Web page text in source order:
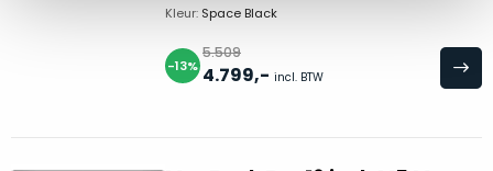
Kleur: Space Black
-13%
5.509
4.799,- incl. BTW